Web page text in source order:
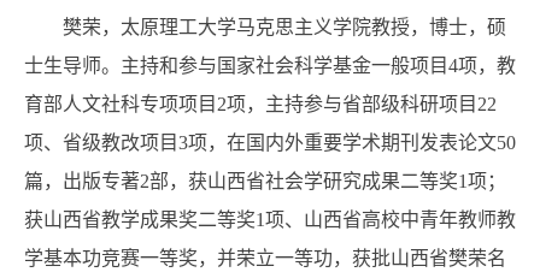
樊荣，太原理工大学马克思主义学院教授，博士，硕
士生导师。主持和参与国家社会科学基金一般项目4项，教
育部人文社科专项项目2项，主持参与省部级科研项目22
项、省级教改项目3项，在国内外重要学术期刊发表论文50
篇，出版专著2部，获山西省社会学研究成果二等奖1项；
获山西省教学成果奖二等奖1项、山西省高校中青年教师教
学基本功竞赛一等奖，并荣立一等功，获批山西省樊荣名